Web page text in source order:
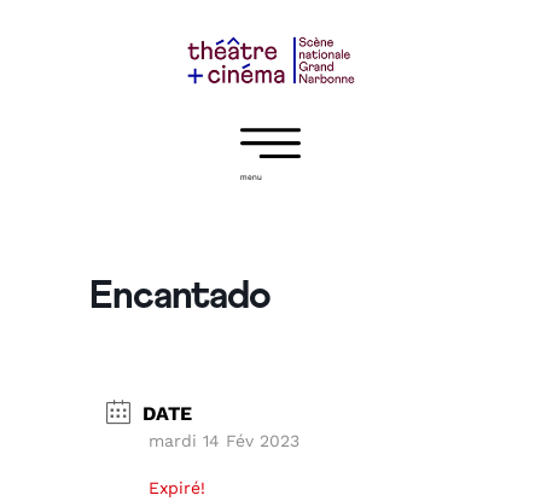
menu
Encantado
DATE
mardi 14 Fév 2023
Expiré!